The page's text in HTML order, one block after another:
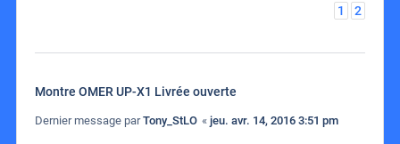
1
2
Montre OMER UP-X1 Livrée ouverte
Dernier message parTony_StLO « jeu. avr. 14, 2016 3:51 pm